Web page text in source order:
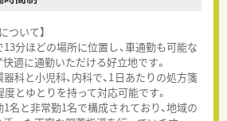
ついて】
分ほどの場所に位置し、車通勤も可能な
適に通勤いただける好立地です。
科と小児科、内科で、1日あたりの処方箋
とゆとりを持って対応可能です。
名と非常勤1名で構成されており、地域の